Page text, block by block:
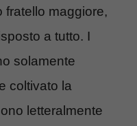
fratello maggiore,
a tutto. I
solamente
coltivato la
letteralmente